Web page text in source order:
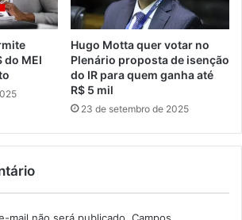
do MEI
Hugo Motta quer votar no
Plenário proposta de isenção
do IR para quem ganha até
R$ 5 mil
23 de setembro de 2025
mail não será publicado. Campos